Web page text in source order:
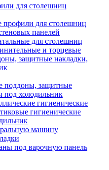
для столешниц
для столешниц
панелей
для столешниц
и торцевые
защитные накладки,
поддоны, защитные
под холодильник
гигиенические
гигиенические
машину
под варочную панель